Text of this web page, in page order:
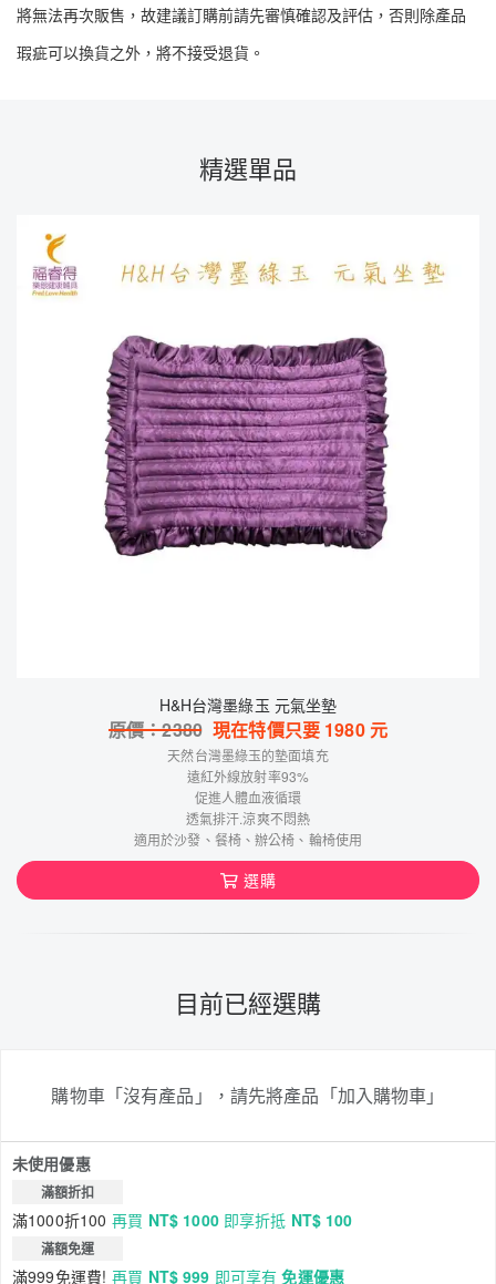
將無法再次販售，故建議訂購前請先審慎確認及評估，否則除產品
瑕疵可以換貨之外，將不接受退貨。
精選單品
H&H台灣墨綠玉 元氣坐墊
原價：2380 現在特價只要 1980元
天然台灣墨綠玉的墊面填充
遠紅外線放射率93%
促進人體血液循環
透氣排汗.涼爽不悶熱
適用於沙發、餐椅、辦公椅、輪椅使用
選購
目前已經選購
購物車「沒有產品」，請先將產品「加入購物車」
未使用優惠
滿額折扣
滿1000折100 再買 NT$ 1000即享折抵 NT$ 100
滿額免運
滿999免運費! 再買 NT$ 999 即可享有免運優惠